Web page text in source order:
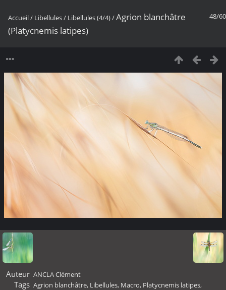
48/60
Accueil/ Libellules/ Libellules (4/4)/Agrion blanchâtre
(Platycnemis latipes)
Auteur ANCLA Clément
Tags Agrion blanchâtre, Libellules, Macro, Platycnemis latipes,